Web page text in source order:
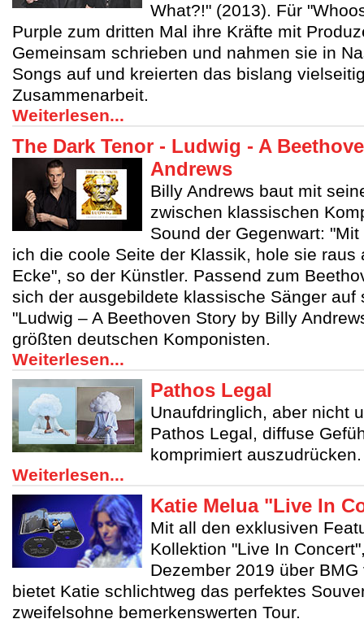
What?!" (2013). Für
Purple zum dritten Mal ihre Kräfte mit
Gemeinsam schrieben und nahmen sie in
Songs auf und kreierten das bislang
Zusammenarbeit.
Weiterlesen...
The Dark Tenor - Ludwig - A
Andrews
Billy Andrews baut mit
zwischen klassischen
Sound der Gegenwart:
ich die coole Seite der Klassik, hole sie raus
Ecke", so der Künstler. Passend zum
sich der ausgebildete klassische Sänger auf
"Ludwig – A Beethoven Story by Billy
größten deutschen Komponisten.
Weiterlesen...
Pathos Legal
Unaufdringlich, aber nicht
Pathos Legal, diffuse
komprimiert auszudrücken.
Weiterlesen...
Katie Melua "Live In
Mit all den exklusiven
Kollektion "Live In
Dezember 2019 über
bietet Katie schlichtweg das perfektes
zweifelsohne bemerkenswerten Tour.